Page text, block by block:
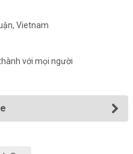
Vietnam
với mọi người